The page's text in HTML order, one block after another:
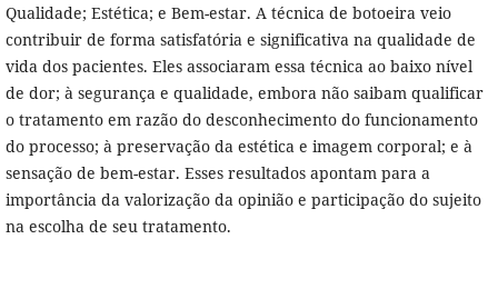
Qualidade; Estética; e Bem-estar. A técnica de botoeira veio
contribuir de forma satisfatória e significativa na qualidade de
vida dos pacientes. Eles associaram essa técnica ao baixo nível
de dor; à segurança e qualidade, embora não saibam qualificar
o tratamento em razão do desconhecimento do funcionamento
do processo; à preservação da estética e imagem corporal; e à
sensação de bem-estar. Esses resultados apontam para a
importância da valorização da opinião e participação do sujeito
na escolha de seu tratamento.